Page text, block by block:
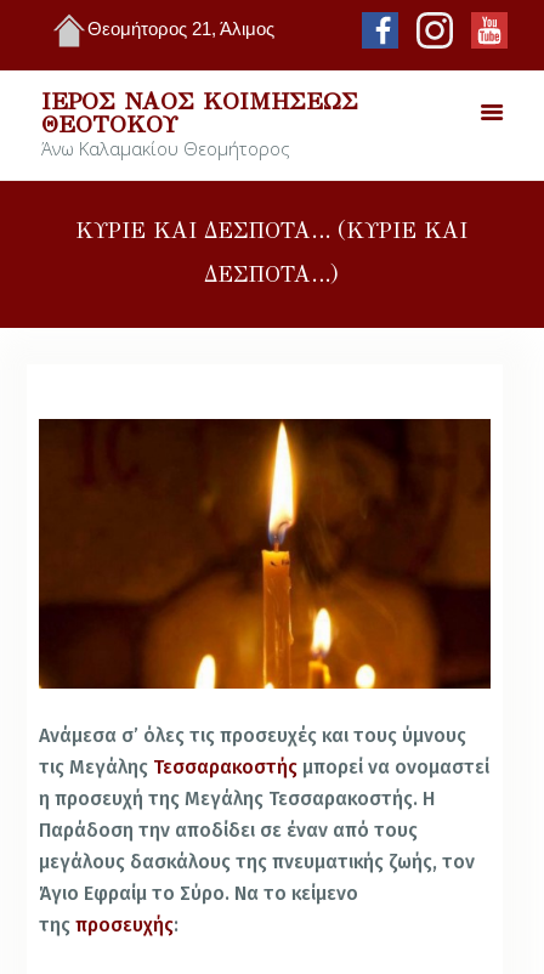
Θεομήτορος 21, Άλιμος
ΙΕΡΌΣ ΝΑΌΣ ΚΟΙΜΉΣΕΩΣ
ΘΕΟΤΌΚΟΥ
Άνω Καλαμακίου Θεομήτορος
ΚΥΡΙΕ ΚΑΙ ΔΕΣΠΟΤΑ… (ΚΥΡΙΕ ΚΑΙ
ΔΕΣΠΟΤΑ…)
Ανάμεσα σ’ όλες τις προσευχές και τους ύμνους
τις Μεγάλης Τεσσαρακοστής μπορεί να ονομαστεί
η προσευχή της Μεγάλης Τεσσαρακοστής. Η
Παράδοση την αποδίδει σε έναν από τους
μεγάλους δασκάλους της πνευματικής ζωής, τον
Άγιο Εφραίμ το Σύρο. Να το κείμενο
τηςπροσευχής: